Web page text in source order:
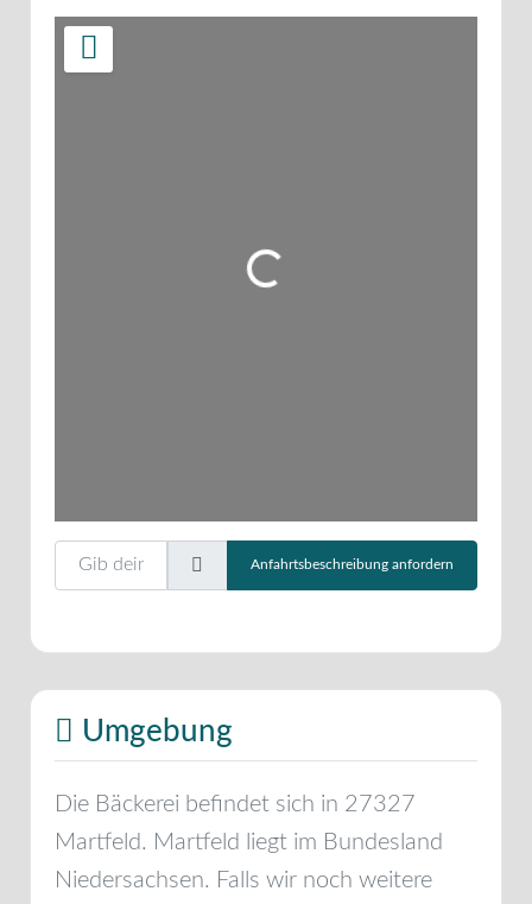
Wird geladen …
Gib deinen Standort ein.
Anfahrtsbeschreibung anfordern
Umgebung
Die Bäckerei befindet sich in 27327
Martfeld. Martfeld liegt im Bundesland
Niedersachsen. Falls wir noch weitere